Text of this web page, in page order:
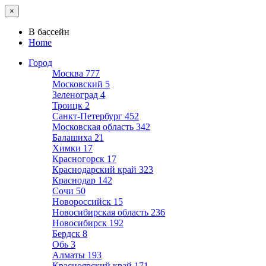
×
В бассейн
Home
Город
Москва 777
Московский 5
Зеленоград 4
Троицк 2
Санкт-Петербург 452
Московская область 342
Балашиха 21
Химки 17
Красногорск 17
Краснодарский край 323
Краснодар 142
Сочи 50
Новороссийск 15
Новосибирская область 236
Новосибирск 192
Бердск 8
Обь 3
Алматы 193